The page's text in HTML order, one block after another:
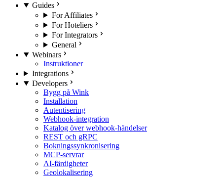
Guides
For Affiliates
For Hoteliers
For Integrators
General
Webinars
Instruktioner
Integrations
Developers
Bygg på Wink
Installation
Autentisering
Webhook-integration
Katalog över webhook-händelser
REST och gRPC
Bokningssynkronisering
MCP-servrar
AI-färdigheter
Geolokalisering